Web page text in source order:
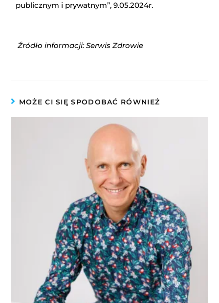
publicznym i prywatnym”, 9.05.2024r.
Źródło informacji: Serwis Zdrowie
MOŻE CI SIĘ SPODOBAĆ RÓWNIEŻ